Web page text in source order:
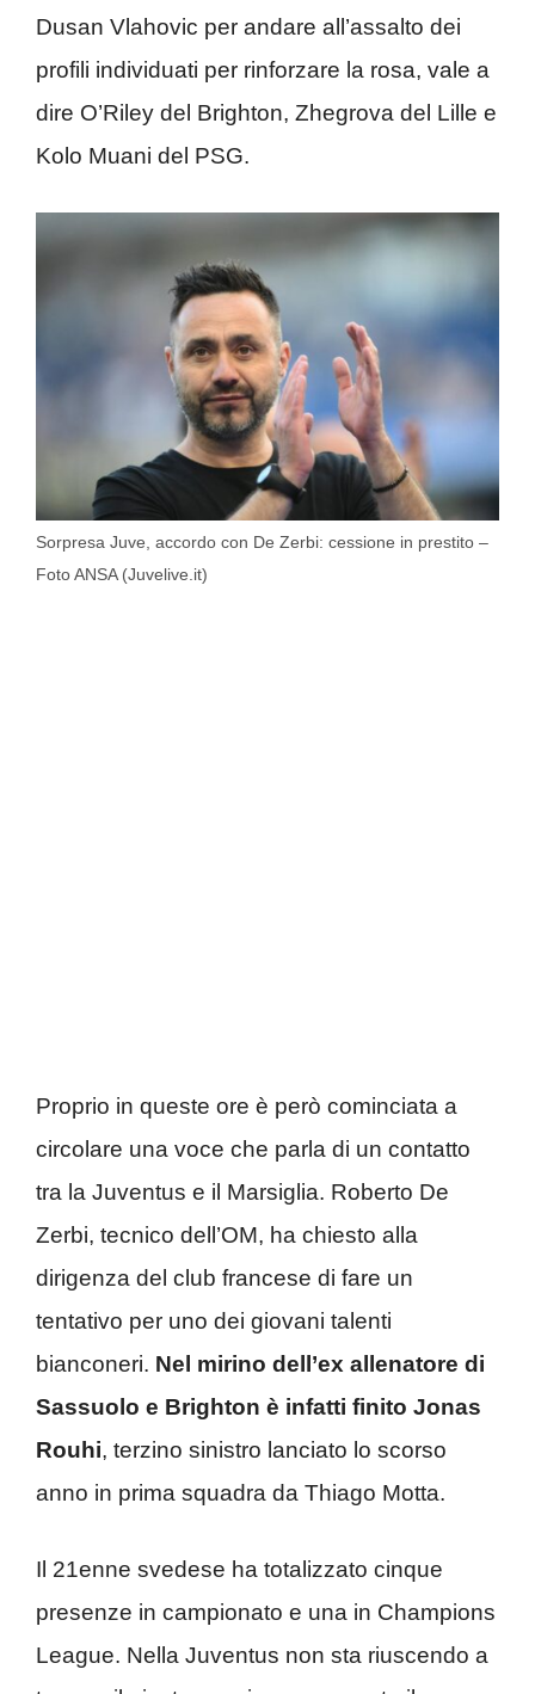
Dusan Vlahovic per andare all’assalto dei
profili individuati per rinforzare la rosa, vale a
dire O’Riley del Brighton, Zhegrova del Lille e
Kolo Muani del PSG.
Sorpresa Juve, accordo con De Zerbi: cessione in prestito –
Foto ANSA (Juvelive.it)
Proprio in queste ore è però cominciata a
circolare una voce che parla di un contatto
tra la Juventus e il Marsiglia. Roberto De
Zerbi, tecnico dell’OM, ha chiesto alla
dirigenza del club francese di fare un
tentativo per uno dei giovani talenti
bianconeri. Nel mirino dell’ex allenatore di
Sassuolo e Brighton è infatti finito Jonas
Rouhi, terzino sinistro lanciato lo scorso
anno in prima squadra da Thiago Motta.
Il 21enne svedese ha totalizzato cinque
presenze in campionato e una in Champions
League. Nella Juventus non sta riuscendo a